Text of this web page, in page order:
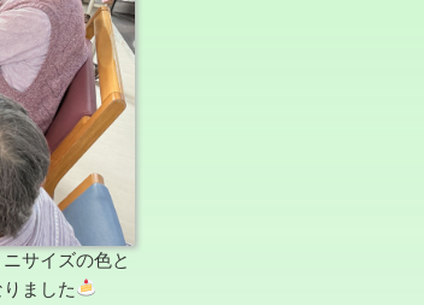
サイズの色と
ました